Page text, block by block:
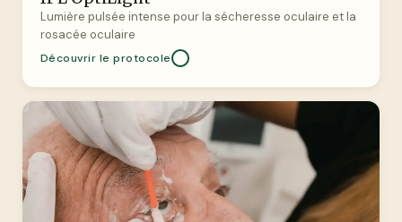
Lumière pulsée intense pour la sécheresse oculaire et la
rosacée oculaire
Découvrir le protocole